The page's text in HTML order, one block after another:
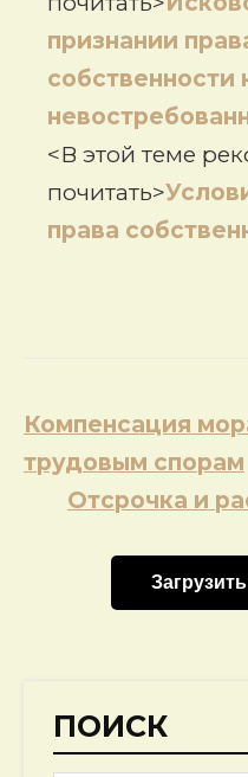
признании
собственности
<В этой теме
почитать>
права
Навигация
по
записям
Компенсация
трудовым спорам
Отсрочка и
ПОИСК